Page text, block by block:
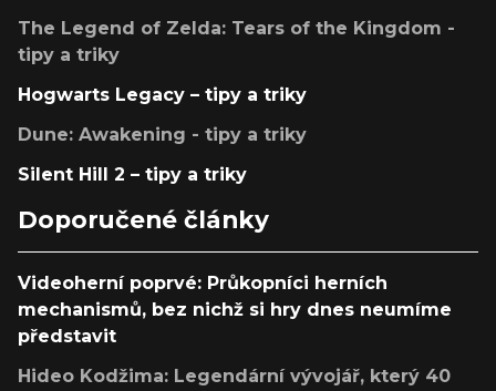
The Legend of Zelda: Tears of the Kingdom -
tipy a triky
Hogwarts Legacy – tipy a triky
Dune: Awakening - tipy a triky
Silent Hill 2 – tipy a triky
Doporučené články
Videoherní poprvé: Průkopníci herních
mechanismů, bez nichž si hry dnes neumíme
představit
Hideo Kodžima: Legendární vývojář, který 40